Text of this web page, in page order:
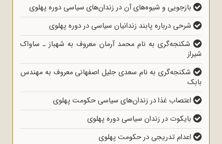
بازجویی و شیوه‌های آن در زندان‌های سیاسی دوره پهلوی
شرحی درباره پابند زندانیان سیاسی در دوره پهلوی
شکنجه‌گری به نام محمد آرمان معروف به شهباز ـ ساواک
شیراز
شکنجه‌گری به نام سعدی جلیل اصفهانی معروف به مهندس
بابک
اعتصاب غذا در زندان‌های سیاسی حکومت پهلوی
بایکوت در زندان سیاسی دوره پهلوی
اعدام تدریجی در حکومت پهلوی